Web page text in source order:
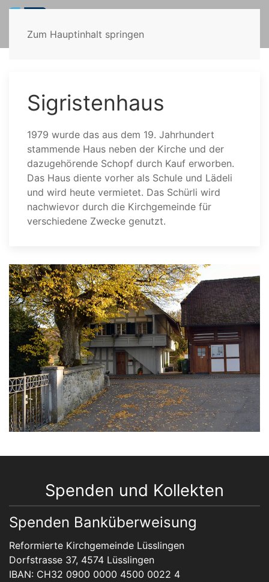
Zum Hauptinhalt springen
Sigristenhaus
1979 wurde das aus dem 19. Jahrhundert
stammende Haus neben der Kirche und der
dazugehörende Schopf durch Kauf erworben.
Das Haus diente vorher als Schule und Lädeli
und wird heute vermietet. Das Schürli wird
nachwievor durch die Kirchgemeinde für
verschiedene Zwecke genutzt.
Spenden und Kollekten
Spenden Banküberweisung
Reformierte Kirchgemeinde Lüsslingen
Dorfstrasse 37, 4574 Lüsslingen
IBAN: CH32 0900 0000 4500 0022 4